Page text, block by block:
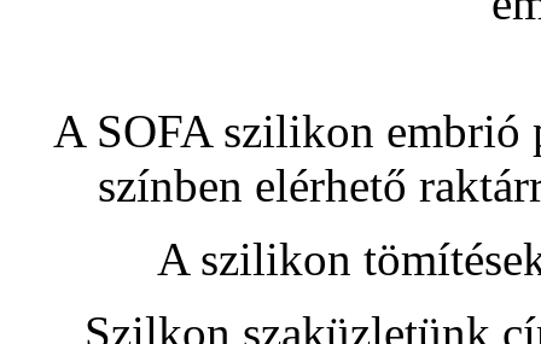
A SOFA szilikon embrió
színben elérhető
A szilikon
Szilkon szaküzletünk